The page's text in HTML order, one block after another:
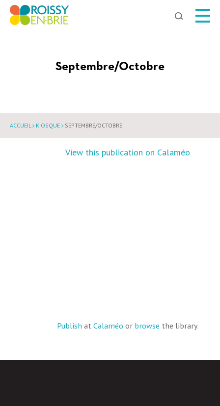
Chercher
Septembre/Octobre
ACCUEIL KIOSQUE SEPTEMBRE/OCTOBRE
View this publication on Calaméo
Publish at Calaméo or browse the library.